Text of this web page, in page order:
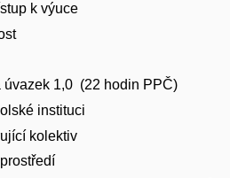
k výuce
úvazek 1,0 (22 hodin PPČ)
instituci
kolektiv